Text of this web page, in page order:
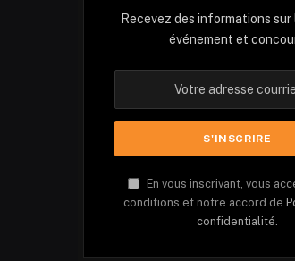
Recevez des informations
événement et
En vous inscrivant, vous
conditions et notre accord de
confidentialité.